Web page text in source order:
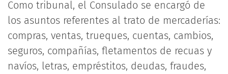
Como tribunal, el Consulado se encargó de
los asuntos referentes al trato de mercaderías:
compras, ventas, trueques, cuentas, cambios,
seguros, compañías, fletamentos de recuas y
navíos, letras, empréstitos, deudas, fraudes,